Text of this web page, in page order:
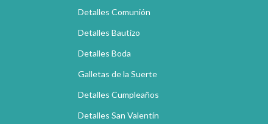
Detalles Comunión
Detalles Bautizo
Detalles Boda
Galletas de la Suerte
Detalles Cumpleaños
Detalles San Valentín